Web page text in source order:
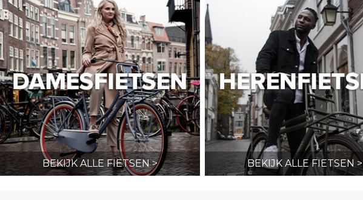
BEKIJK ALLE FIETSEN > BEKIJK ALLE FIETSEN >